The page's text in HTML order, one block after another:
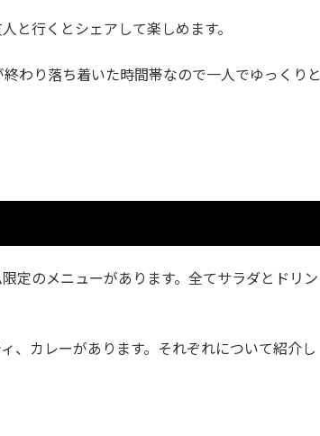
と行くとシェアして楽しめます。
わり落ち着いた時間帯なので一人でゆっくりと
定のメニューがあります。全てサラダとドリン
、カレーがあります。それぞれについて紹介し